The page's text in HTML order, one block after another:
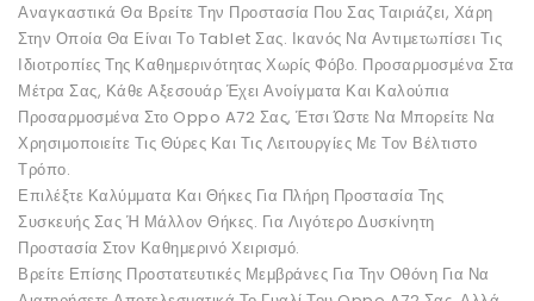
Αναγκαστικά Θα Βρείτε Την Προστασία Που Σας Ταιριάζει, Χάρη
Στην Οποία Θα Είναι Το Tablet Σας. Ικανός Να Αντιμετωπίσει Τις
Ιδιοτροπίες Της Καθημερινότητας Χωρίς Φόβο. Προσαρμοσμένα Στα
Μέτρα Σας, Κάθε Αξεσουάρ Έχει Ανοίγματα Και Καλούπια
Προσαρμοσμένα Στο Oppo A72 Σας, Έτσι Ώστε Να Μπορείτε Να
Χρησιμοποιείτε Τις Θύρες Και Τις Λειτουργίες Με Τον Βέλτιστο
Τρόπο.
Επιλέξτε Καλύμματα Και Θήκες Για Πλήρη Προστασία Της
Συσκευής Σας Ή Μάλλον Θήκες. Για Λιγότερο Δυσκίνητη
Προστασία Στον Καθημερινό Χειρισμό.
Βρείτε Επίσης Προστατευτικές Μεμβράνες Για Την Οθόνη Για Να